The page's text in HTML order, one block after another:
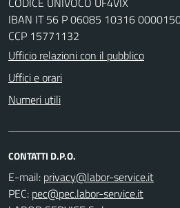
IBAN IT 56 P 06085 10316
CCP 15771132
Ufficio relazioni con il pubblico
Uffici e orari
Numeri utili
CONTATTI D.P.O.
E-mail:
PEC: